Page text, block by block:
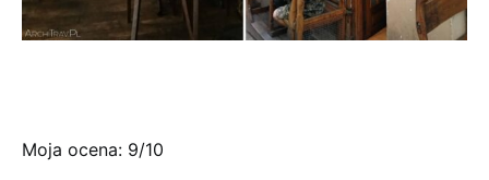
Moja ocena: 9/10